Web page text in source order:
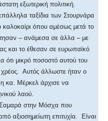
εξωτερική πολιτική.
ταξίδια των Στουρνάρα
καλοκαίρι όπου αμέσως μετά το
– ανάμεσα σε άλλα – με
και το έθεσαν σε ευρωπαϊκό
ότι μικρό ποσοστό αυτού του
χρέος. Αυτός άλλωστε ήταν ο
κα. Μέρκελ άρχισε να
λαού.
Σαμαρά στην Μόσχα που
αξιοσημείωτη επιτυχία. Είναι